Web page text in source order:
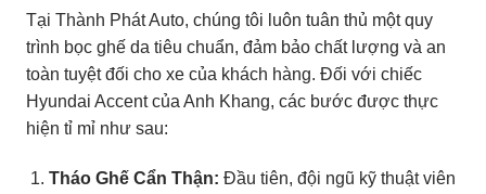
Tại Thành Phát Auto, chúng tôi luôn tuân thủ một quy
trình bọc ghế da tiêu chuẩn, đảm bảo chất lượng và an
toàn tuyệt đối cho xe của khách hàng. Đối với chiếc
Hyundai Accent của Anh Khang, các bước được thực
hiện tỉ mỉ như sau:
Tháo Ghế Cẩn Thận: Đầu tiên, đội ngũ kỹ thuật viên